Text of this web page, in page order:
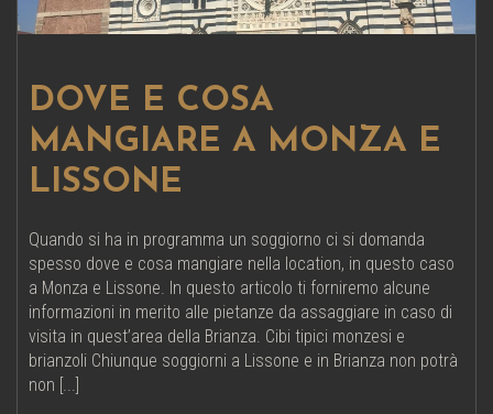
DOVE E COSA
MANGIARE A MONZA E
LISSONE
Quando si ha in programma un soggiorno ci si domanda
spesso dove e cosa mangiare nella location, in questo caso
a Monza e Lissone. In questo articolo ti forniremo alcune
informazioni in merito alle pietanze da assaggiare in caso di
visita in quest’area della Brianza. Cibi tipici monzesi e
brianzoli Chiunque soggiorni a Lissone e in Brianza non potrà
non [...]